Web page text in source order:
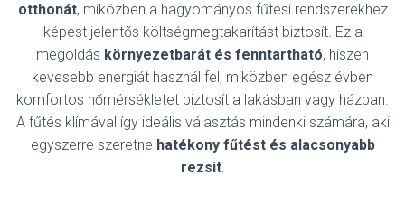
otthonát, miközben a hagyományos fűtési rendszerekhez
képest jelentős költségmegtakarítást biztosít. Ez a
megoldás környezetbarát és fenntartható, hiszen
kevesebb energiát használ fel, miközben egész évben
komfortos hőmérsékletet biztosít a lakásban vagy házban.
A fűtés klímával így ideális választás mindenki számára, aki
egyszerre szeretne hatékony fűtést és alacsonyabb
rezsit.
.